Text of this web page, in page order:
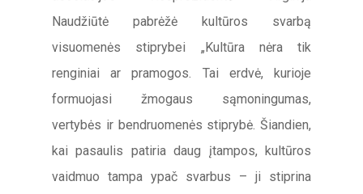
Naudžiūtė pabrėžė kultūros svarbą
visuomenės stiprybei „Kultūra nėra tik
renginiai ar pramogos. Tai erdvė, kurioje
formuojasi žmogaus sąmoningumas,
vertybės ir bendruomenės stiprybė. Šiandien,
kai pasaulis patiria daug įtampos, kultūros
vaidmuo tampa ypač svarbus – ji stiprina